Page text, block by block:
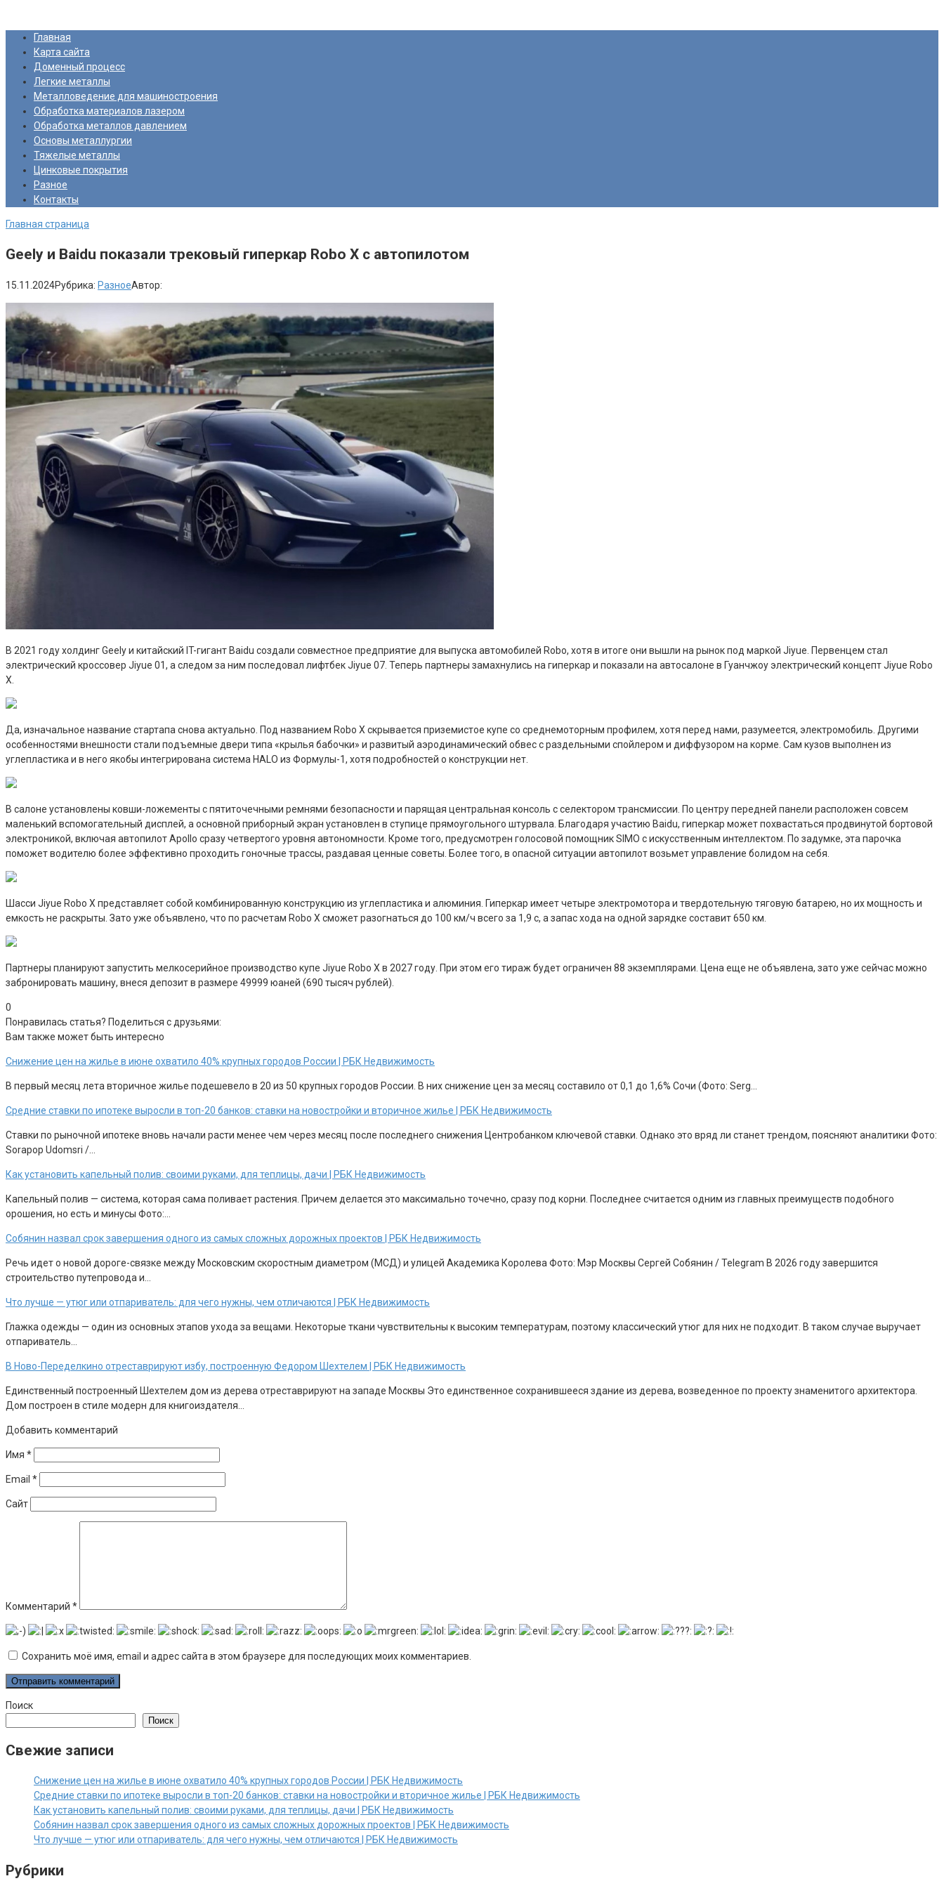
контентуГлавная
Карта сайта
Доменный процесс
Легкие металлы
Металловедение для машиностроения
Обработка материалов лазером
Обработка металлов давлением
Основы металлургии
Тяжелые металлы
Цинковые покрытия
Разное
Контакты
Главная страница
Geely и Baidu показали трековый гиперкар Robo X с автопилотом
15.11.2024Рубрика: РазноеАвтор:
В 2021 году холдинг Geely и китайский IT-гигант Baidu создали совместное предприятие для выпуска автомобилей Robo, хотя в итоге они вышли на рынок под маркой Jiyue. Первенцем стал
электрический кроссовер Jiyue 01, а следом за ним последовал лифтбек Jiyue 07. Теперь партнеры замахнулись на гиперкар и показали на автосалоне в Гуанчжоу электрический концепт Jiyue Robo
X.
Да, изначальное название стартапа снова актуально. Под названием Robo X скрывается приземистое купе со среднемоторным профилем, хотя перед нами, разумеется, электромобиль. Другими
особенностями внешности стали подъемные двери типа «крылья бабочки» и развитый аэродинамический обвес с раздельными спойлером и диффузором на корме. Сам кузов выполнен из
углепластика и в него якобы интегрирована система HALO из Формулы-1, хотя подробностей о конструкции нет.
В салоне установлены ковши-ложементы с пятиточечными ремнями безопасности и парящая центральная консоль с селектором трансмиссии. По центру передней панели расположен совсем
маленький вспомогательный дисплей, а основной приборный экран установлен в ступице прямоугольного штурвала. Благодаря участию Baidu, гиперкар может похвастаться продвинутой бортовой
электроникой, включая автопилот Apollo сразу четвертого уровня автономности. Кроме того, предусмотрен голосовой помощник SIMO с искусственным интеллектом. По задумке, эта парочка
поможет водителю более эффективно проходить гоночные трассы, раздавая ценные советы. Более того, в опасной ситуации автопилот возьмет управление болидом на себя.
Шасси Jiyue Robo X представляет собой комбинированную конструкцию из углепластика и алюминия. Гиперкар имеет четыре электромотора и твердотельную тяговую батарею, но их мощность и
емкость не раскрыты. Зато уже объявлено, что по расчетам Robo X сможет разогнаться до 100 км/ч всего за 1,9 с, а запас хода на одной зарядке составит 650 км.
Партнеры планируют запустить мелкосерийное производство купе Jiyue Robo X в 2027 году. При этом его тираж будет ограничен 88 экземплярами. Цена еще не объявлена, зато уже сейчас можно
забронировать машину, внеся депозит в размере 49999 юаней (690 тысяч рублей).
0
Понравилась статья? Поделиться с друзьями:
Вам также может быть интересно
Снижение цен на жилье в июне охватило 40% крупных городов России | РБК Недвижимость
В первый месяц лета вторичное жилье подешевело в 20 из 50 крупных городов России. В них снижение цен за месяц составило от 0,1 до 1,6% Сочи (Фото: Serg…
Средние ставки по ипотеке выросли в топ-20 банков: ставки на новостройки и вторичное жилье | РБК Недвижимость
Ставки по рыночной ипотеке вновь начали расти менее чем через месяц после последнего снижения Центробанком ключевой ставки. Однако это вряд ли станет трендом, поясняют аналитики Фото:
Sorapop Udomsri /…
Как установить капельный полив: своими руками, для теплицы, дачи | РБК Недвижимость
Капельный полив — система, которая сама поливает растения. Причем делается это максимально точечно, сразу под корни. Последнее считается одним из главных преимуществ подобного
орошения, но есть и минусы Фото:…
Собянин назвал срок завершения одного из самых сложных дорожных проектов | РБК Недвижимость
Речь идет о новой дороге-связке между Московским скоростным диаметром (МСД) и улицей Академика Королева Фото: Мэр Москвы Сергей Собянин / Telegram В 2026 году завершится
строительство путепровода и…
Что лучше — утюг или отпариватель: для чего нужны, чем отличаются | РБК Недвижимость
Глажка одежды — один из основных этапов ухода за вещами. Некоторые ткани чувствительны к высоким температурам, поэтому классический утюг для них не подходит. В таком случае выручает
отпариватель…
В Ново-Переделкино отреставрируют избу, построенную Федором Шехтелем | РБК Недвижимость
Единственный построенный Шехтелем дом из дерева отреставрируют на западе Москвы Это единственное сохранившееся здание из дерева, возведенное по проекту знаменитого архитектора.
Дом построен в стиле модерн для книгоиздателя…
Добавить комментарий
Имя *
Email *
Сайт
Комментарий *
Сохранить моё имя, email и адрес сайта в этом браузере для последующих моих комментариев.
Поиск
Поиск
Свежие записи
Снижение цен на жилье в июне охватило 40% крупных городов России | РБК Недвижимость
Средние ставки по ипотеке выросли в топ-20 банков: ставки на новостройки и вторичное жилье | РБК Недвижимость
Как установить капельный полив: своими руками, для теплицы, дачи | РБК Недвижимость
Собянин назвал срок завершения одного из самых сложных дорожных проектов | РБК Недвижимость
Что лучше — утюг или отпариватель: для чего нужны, чем отличаются | РБК Недвижимость
Рубрики